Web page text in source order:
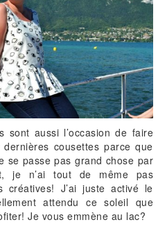
sont aussi l’occasion de faire
cousettes parce que
se passe pas grand chose par
je n’ai tout de même pas
créatives! J’ai juste activé le
attendu ce soleil que
Je vous emmène au lac?